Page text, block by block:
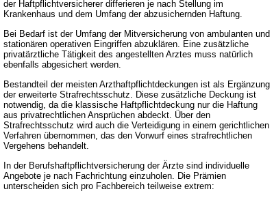
der Haftpflichtversicherer differieren je nach Stellung im
Krankenhaus und dem Umfang der abzusichernden Haftung.
Bei Bedarf ist der Umfang der Mitversicherung von ambulanten und
stationären operativen Eingriffen abzuklären. Eine zusätzliche
privatärztliche Tätigkeit des angestellten Arztes muss natürlich
ebenfalls abgesichert werden.
Bestandteil der meisten Arzthaftpflichtdeckungen ist als Ergänzung
der erweiterte Strafrechtsschutz. Diese zusätzliche Deckung ist
notwendig, da die klassische Haftpflichtdeckung nur die Haftung
aus privatrechtlichen Ansprüchen abdeckt. Über den
Strafrechtsschutz wird auch die Verteidigung in einem gerichtlichen
Verfahren übernommen, das den Vorwurf eines strafrechtlichen
Vergehens behandelt.
In der Berufshaftpflichtversicherung der Ärzte sind individuelle
Angebote je nach Fachrichtung einzuholen. Die Prämien
unterscheiden sich pro Fachbereich teilweise extrem: